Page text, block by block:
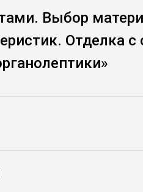
Выбор
Отделка с